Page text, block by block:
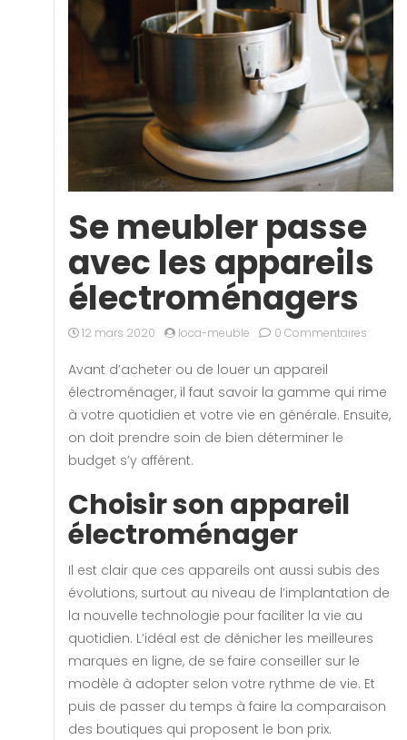
Se meubler passe
avec les appareils
électroménagers
12 mars 2020 loca-meuble 0 Commentaires
Avant d’acheter ou de louer un appareil
électroménager, il faut savoir la gamme qui rime
à votre quotidien et votre vie en générale. Ensuite,
on doit prendre soin de bien déterminer le
budget s’y afférent.
Choisir son appareil
électroménager
Il est clair que ces appareils ont aussi subis des
évolutions, surtout au niveau de l’implantation de
la nouvelle technologie pour faciliter la vie au
quotidien. L’idéal est de dénicher les meilleures
marques en ligne, de se faire conseiller sur le
modèle à adopter selon votre rythme de vie. Et
puis de passer du temps à faire la comparaison
des boutiques qui proposent le bon prix.